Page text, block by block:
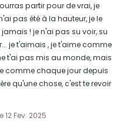
partir pour de vrai, je
pas été à la hauteur, je le
! je n'ai pas su voir, su
je t'aimais , je t'aime comme
t'ai pas mis au monde, mais
comme chaque jour depuis
qu'une chose, c'est te revoir
12 Fev. 2025